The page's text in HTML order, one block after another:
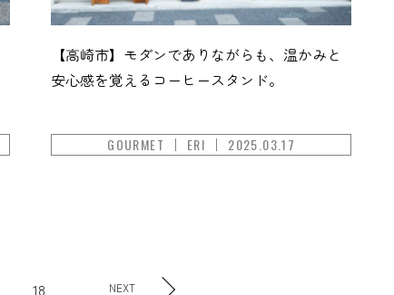
【高崎市】モダンでありながらも、温かみと
安心感を覚えるコーヒースタンド。
GOURMET ERI 2025.03.17
18 NEXT